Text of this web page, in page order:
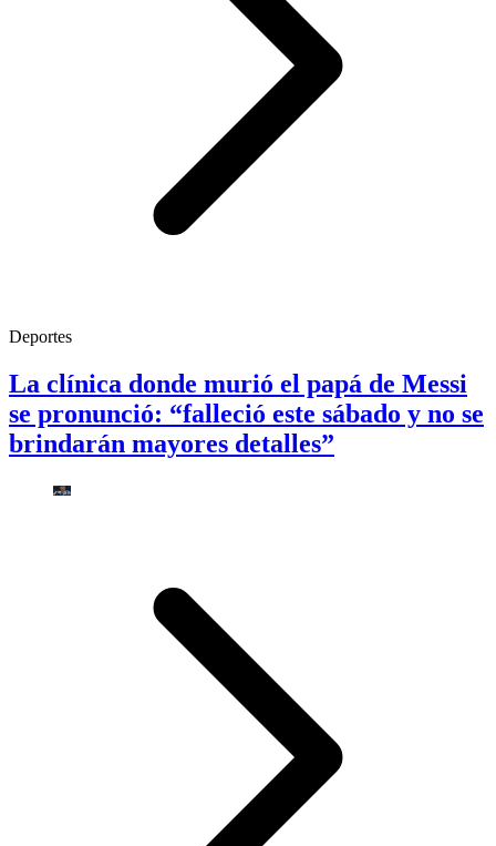
Deportes
La clínica donde murió el papá de Messi
se pronunció: “falleció este sábado y no se
brindarán mayores detalles”